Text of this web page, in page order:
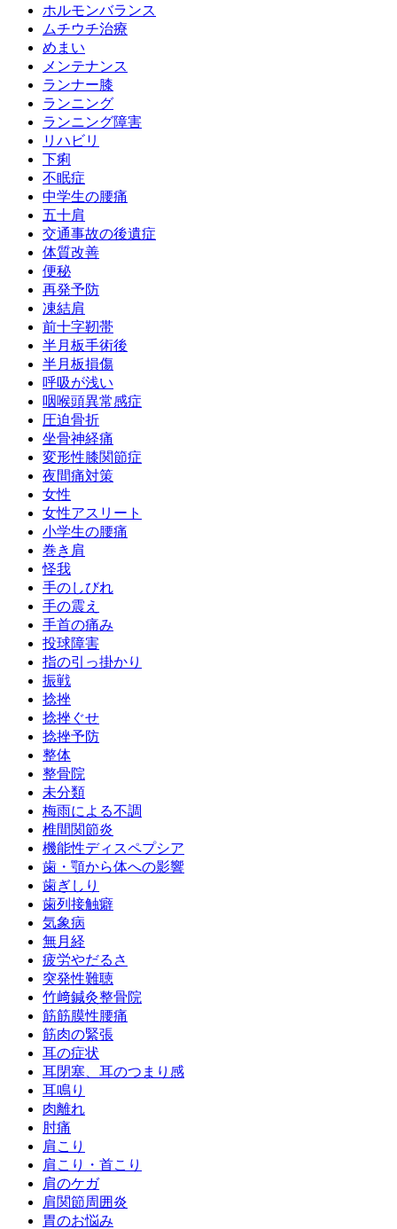
ホルモンバランス
ムチウチ治療
めまい
メンテナンス
ランナー膝
ランニング
ランニング障害
リハビリ
下痢
不眠症
中学生の腰痛
五十肩
交通事故の後遺症
体質改善
便秘
再発予防
凍結肩
前十字靭帯
半月板手術後
半月板損傷
呼吸が浅い
咽喉頭異常感症
圧迫骨折
坐骨神経痛
変形性膝関節症
夜間痛対策
女性
女性アスリート
小学生の腰痛
巻き肩
怪我
手のしびれ
手の震え
手首の痛み
投球障害
指の引っ掛かり
振戦
捻挫
捻挫ぐせ
捻挫予防
整体
整骨院
未分類
梅雨による不調
椎間関節炎
機能性ディスペプシア
歯・顎から体への影響
歯ぎしり
歯列接触癖
気象病
無月経
疲労やだるさ
突発性難聴
竹﨑鍼灸整骨院
筋筋膜性腰痛
筋肉の緊張
耳の症状
耳閉塞、耳のつまり感
耳鳴り
肉離れ
肘痛
肩こり
肩こり・首こり
肩のケガ
肩関節周囲炎
胃のお悩み